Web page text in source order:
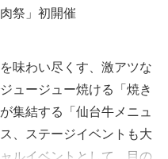
祭」初開催
味わい尽くす、激アツな
ュージュー焼ける「焼き
集結する「仙台牛メニュ
、ステージイベントも大
ルイベントとして、目の